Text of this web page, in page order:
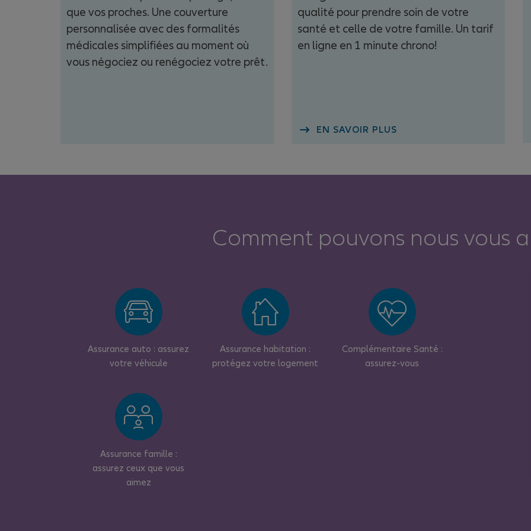
que vos proches. Une couverture
personnalisée avec des formalités
médicales simplifiées au moment où
vous négociez ou renégociez votre prêt.
qualité pour prendre soin de votre
santé et celle de votre famille. Un tarif
en ligne en 1 minute chrono!
EN SAVOIR PLUS
Comment pouvons nous vous
Assurance auto : assurez
votre véhicule
Assurance habitation :
protégez votre logement
Complémentaire Santé :
assurez-vous
Assurance famille :
assurez ceux que vous
aimez